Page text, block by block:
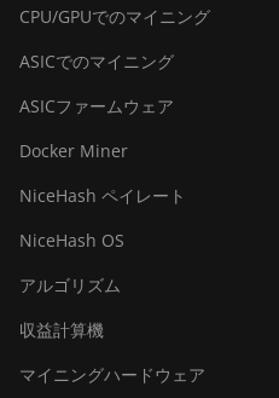
CPU/GPUでのマイニング
ASICでのマイニング
ASICファームウェア
Docker Miner
NiceHash ペイレート
NiceHash OS
アルゴリズム
収益計算機
マイニングハードウェア